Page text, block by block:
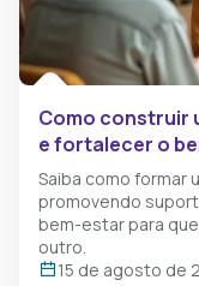
Como construir
e fortalecer o
Saiba como formar
promovendo
bem-estar para
outro.
15 de agosto de